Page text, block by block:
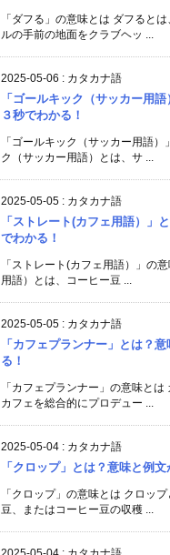
「ダフる」の意味とは ダフると
ルの手前の地面をクラブヘッ ...
2025-05-06 : カタカナ語
「ゴールキック（サッカー用
３秒でわかる！
「ゴールキック（サッカー用語
ク（サッカー用語）とは、サ ...
2025-05-05 : カタカナ語
「ストレート(カフェ用語）」
でわかる！
「ストレート(カフェ用語）」の
用語）とは、コーヒー豆 ...
2025-05-05 : カタカナ語
「カフェプランナー」とは？
る！
「カフェプランナー」の意味とは
カフェを総合的にプロデュー ...
2025-05-04 : カタカナ語
「クロップ」とは？意味と例文
「クロップ」の意味とは クロッ
豆、またはコーヒー豆の収穫 ...